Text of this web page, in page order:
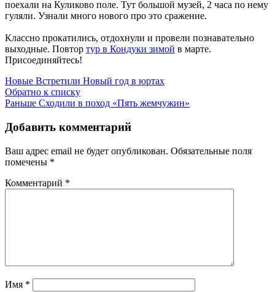
поехали на Куликово поле. Тут большой музей, 2 часа по нему
гуляли. Узнали много нового про это сражение.
Классно прокатились, отдохнули и провели познавательно
выходные. Повтор тур в Кондуки зимой в марте.
Присоединяйтесь!
Новые Встретили Новый год в юртах
Обратно к списку
Раньше Сходили в поход «Пять жемчужин»
Добавить комментарий
Ваш адрес email не будет опубликован. Обязательные поля
помечены *
Комментарий *
Имя *